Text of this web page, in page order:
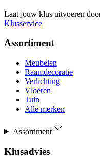
Laat jouw klus uitvoeren
Klusservice
Assortiment
Meubelen
Raamdecoratie
Verlichting
Vloeren
Tuin
Alle merken
Assortiment
Klusadvies